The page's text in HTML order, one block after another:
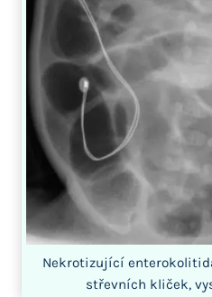
Nekrotizující
střevních kliček,